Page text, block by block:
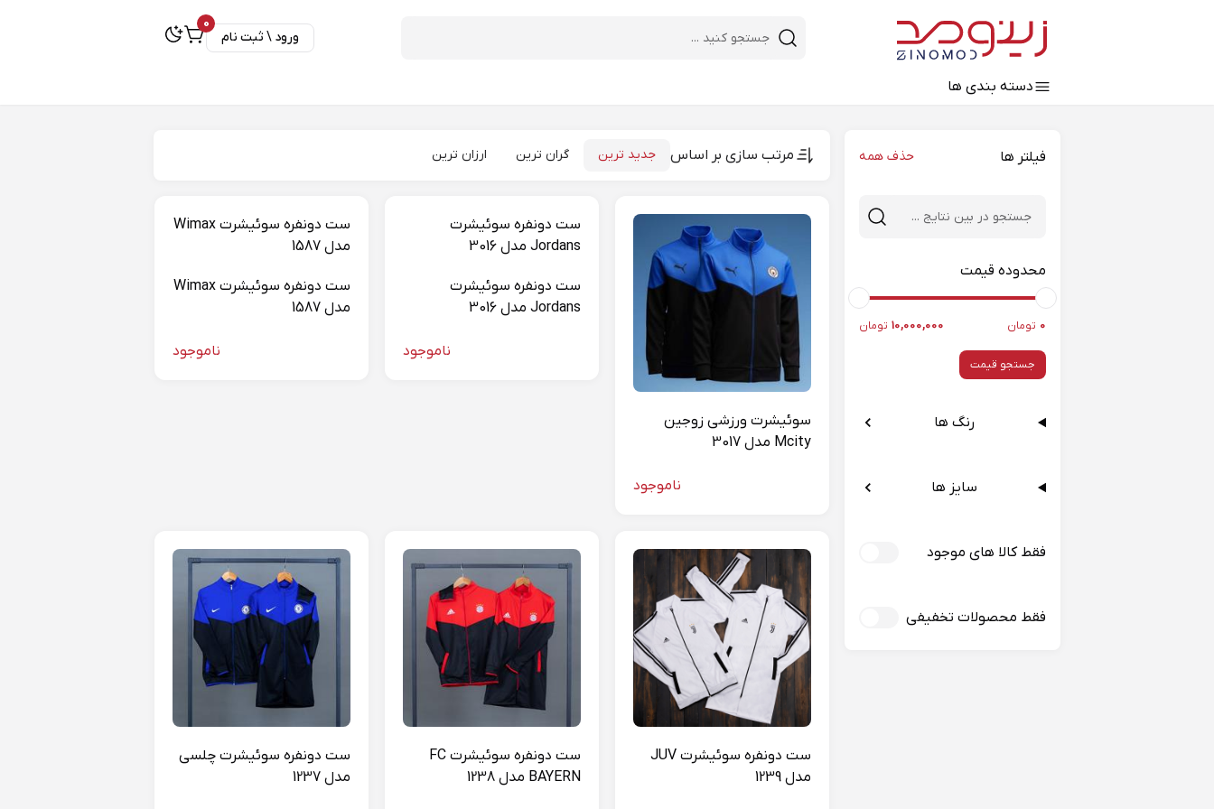
desktop header search
ورود \ ثبت نام
0
دسته‌ بندی‌ ها
فیلتر ها حذف همه
محدوده قیمت
0 تومان 10,000,000 تومان
جستجو قیمت
رنگ ها
سایز ها
فقط کالا های موجود
فقط محصولات تخفیفی
مرتب سازی بر اساس جدید ترین گران ترین ارزان ترین
سوئیشرت ورزشی زوجین
Mcity مدل 3017
ناموجود
ست دونفره سوئیشرت
Jordans مدل 3016
ست دونفره سوئیشرت
Jordans مدل 3016
ناموجود
ست دونفره سوئیشرت Wimax
مدل 1587
ست دونفره سوئیشرت Wimax
مدل 1587
ناموجود
ست دونفره سوئیشرت JUV
مدل 1239
ست دونفره سوئیشرت FC
BAYERN مدل 1238
ست دونفره سوئیشرت چلسی
مدل 1237